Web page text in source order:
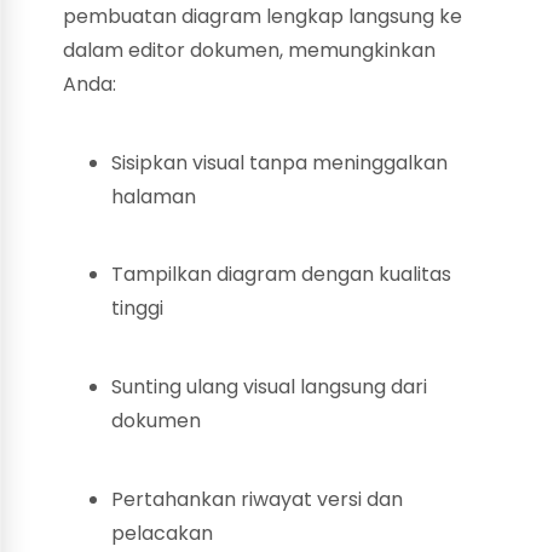
pembuatan diagram lengkap langsung ke
dalam editor dokumen, memungkinkan
Anda:
Sisipkan visual tanpa meninggalkan
halaman
Tampilkan diagram dengan kualitas
tinggi
Sunting ulang visual langsung dari
dokumen
Pertahankan riwayat versi dan
pelacakan